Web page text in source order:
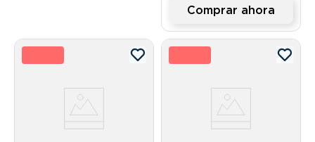
Comprar ahora
%
25